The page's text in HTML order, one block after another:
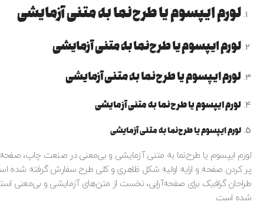
لورم ایپسوم یا طرح‌نما به متنی آزمایشی
لورم ایپسوم یا طرح‌نما به متنی آزمایشی
لورم ایپسوم یا طرح‌نما به متنی آزمایشی
لورم ایپسوم یا طرح‌نما به متنی آزمایشی
لورم ایپسوم یا طرح‌نما به متنی آزمایشی
لورم ایپسوم یا طرح‌نما به متنی آزمایشی و بی‌معنی در صنعت چاپ،
پر کردن صفحه و ارایه اولیه شکل ظاهری و کلی طرح سفارش گرفته شده
طراحان گرافیک برای صفحه‌آرایی، نخست از متن‌های آزمایشی و بی‌معنی
شده است.